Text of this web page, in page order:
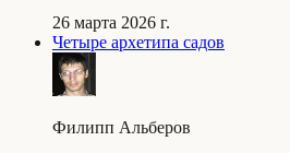
26 марта 2026 г.
Четыре архетипа садов
Филипп Альберов